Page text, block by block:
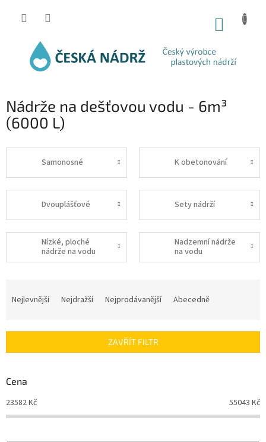
Nádrže na dešťovou vodu - 6m³
(6000 L)
Samonosné K obetonování
Dvouplášťové Sety nádrží
Nízké, ploché
nádrže na vodu
Nadzemní nádrže
na vodu
í
r
o
d
u
Nejlevnější Nejdražší Nejprodávanější Abecedně
ZAVŘÍT FILTR
Cena
23582Kč 55043 Kč